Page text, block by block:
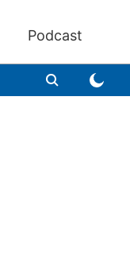
Podcast